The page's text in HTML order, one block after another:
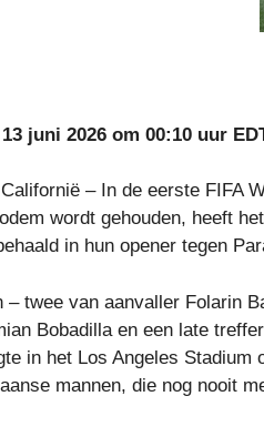
juni 2026 om 00:10 uur
– In de eerste FIFA
wordt gehouden, heeft
in hun opener tegen
– twee van aanvaller Folarin
Bobadilla en een late
in het Los Angeles
mannen, die nog nooit